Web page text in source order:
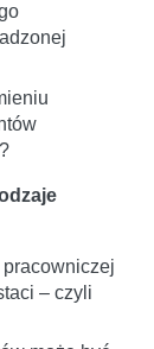
– czyli